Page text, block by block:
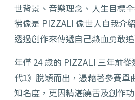
世背景、音樂理念、人生目標
彿像是 PIZZALI 像世人自我介
透過創作來傳遞自己熱血勇敢
年僅 24 歲的 PIZZALI 三年前
代1》脫穎而出，憑藉著參賽單
知名度，更因精湛饒舌及創作